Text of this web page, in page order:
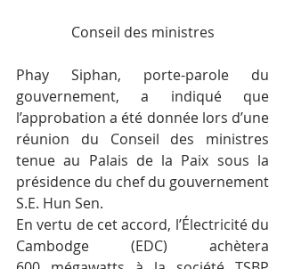
Conseil des ministres
Phay Siphan, porte-parole du
gouvernement, a indiqué que
l’approbation a été donnée lors d’une
réunion du Conseil des ministres
tenue au Palais de la Paix sous la
présidence du chef du gouvernement
S.E. Hun Sen.
En vertu de cet accord, l’Électricité du
Cambodge (EDC) achètera